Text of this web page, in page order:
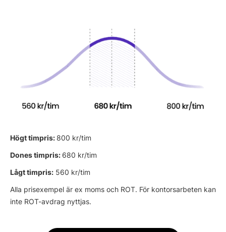
Högt timpris: 800 kr/tim
Dones timpris: 680 kr/tim
Lågt timpris: 560 kr/tim
Alla prisexempel är ex moms och ROT. För kontorsarbeten kan
inte ROT-avdrag nyttjas.